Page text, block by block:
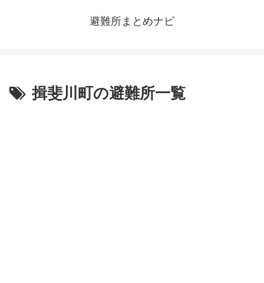
避難所まとめナビ
揖斐川町の避難所一覧